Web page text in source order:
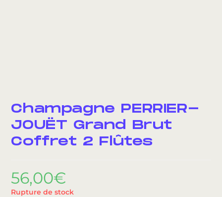
Champagne PERRIER-
JOUËT Grand Brut
Coffret 2 Flûtes
56,00€
Rupture de stock